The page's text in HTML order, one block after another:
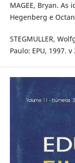
MAGEE, Bryan. As
Hegenberg e
STEGMULLER,
Paulo: EPU, 1997. v